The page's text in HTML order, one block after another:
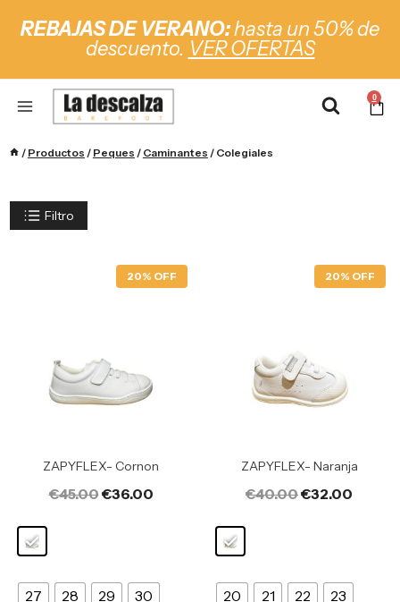
REBAJAS DE VERANO:hasta un 50% de
descuento. VER OFERTAS
0
/ Productos / Peques / Caminantes / Colegiales
Filtro
20% OFF
ZAPYFLEX- Cornon
€45.00€36.00
27 28 29
30
20% OFF
ZAPYFLEX- Naranja
€40.00€32.00
20 21 22
23